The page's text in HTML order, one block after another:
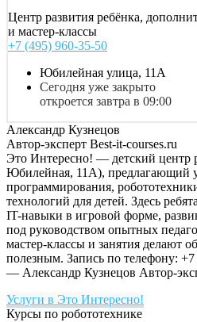
Центр развития ребёнка,
и мастер-классы
+7 (495) 960-35-50
Юбилейная улица, 11А
Сегодня уже закрыто
откроется завтра в 09:00
Александр Кузнецов
Автор-эксперт Best-it-courses.ru
Это Интересно! — детский центр
Юбилейная, 11А), предлагающий
программирования,
технологий для детей. Здесь
IT-навыки в игровой форме,
под руководством опытных
мастер-классы и занятия делают
полезным. Запись по телефону:
— Александр Кузнецов Автор-
Услуги в Это Интересно!
Курсы по робототехнике